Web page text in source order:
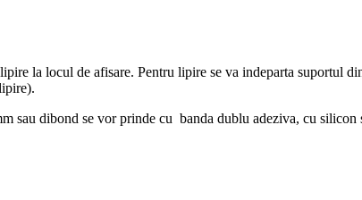
la locul de afisare. Pentru lipire se va indeparta suportul
sau dibond se vor prinde cu banda dublu adeziva, cu